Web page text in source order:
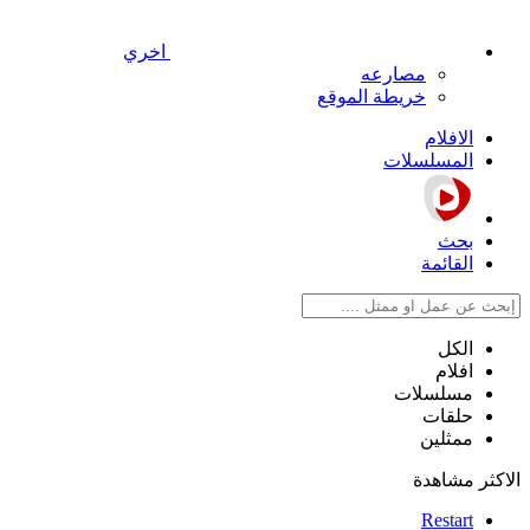
اخري
مصارعه
خريطة الموقع
الافلام
المسلسلات
بحث
القائمة
الكل
افلام
مسلسلات
حلقات
ممثلين
الاكثر مشاهدة
Restart